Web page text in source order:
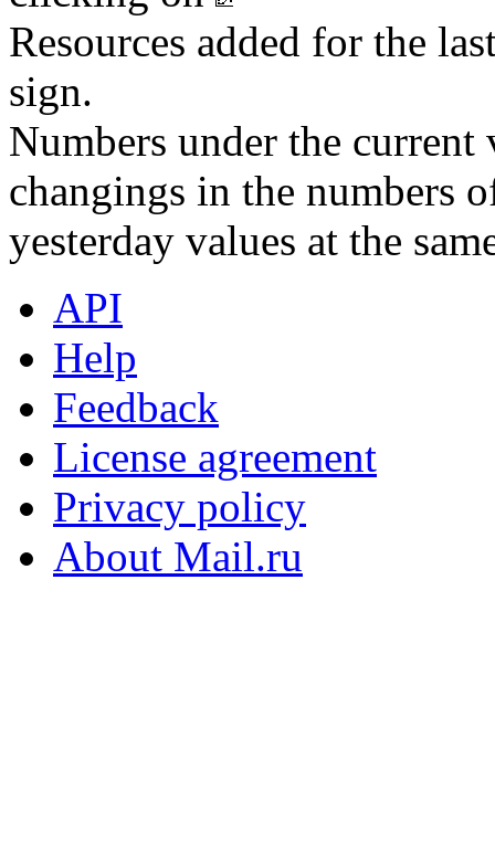
Resources added for the
sign.
Numbers under the
changings in the numbers
yesterday values at the
API
Help
Feedback
License agreement
Privacy policy
About Mail.ru